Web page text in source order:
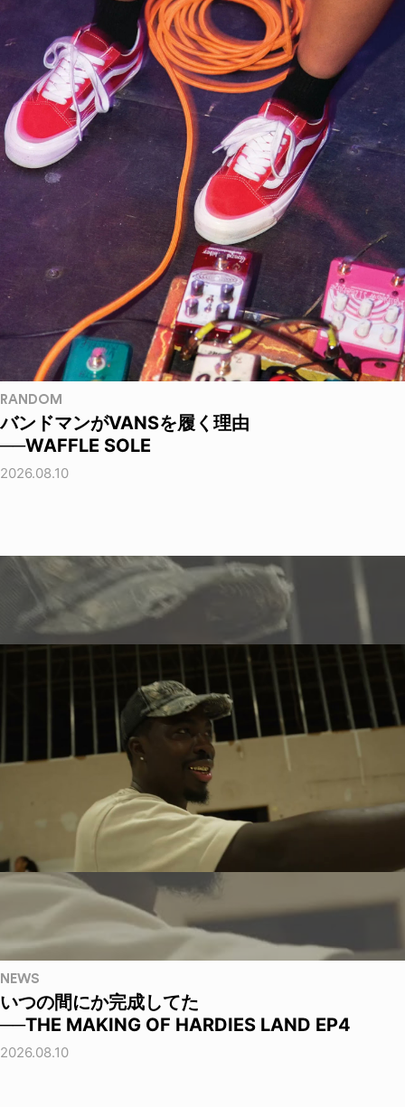
RANDOM
バンドマンがVANSを履く理由
──WAFFLE SOLE
2026.08.10
NEWS
いつの間にか完成してた
──THE MAKING OF HARDIES LAND EP4
2026.08.10